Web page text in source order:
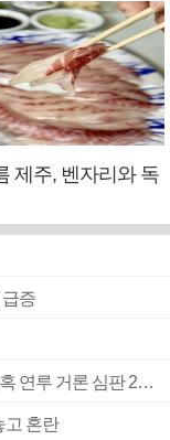
제주, 벤자리와 독
급증
■ 축구협회 ‘성 접대’ 의혹 일파만파…日도 의혹 연루 거론 심판 2명 조사
고 혼란